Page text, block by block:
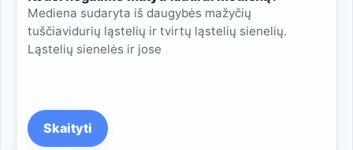
Mediena sudaryta iš daugybės mažyčių
tuščiavidurių ląstelių ir tvirtų ląstelių sienelių.
Ląstelių sienelės ir jose
Skaityti